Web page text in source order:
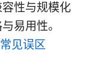
性与规模化
易用性。
见误区